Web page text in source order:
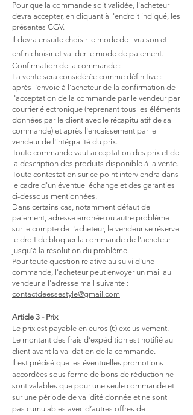
Pour que la commande soit validée, l'acheteur
devra accepter, en cliquant à l'endroit indiqué, les
présentes CGV.
Il devra ensuite choisir le mode de livraison et
enfin choisir et valider le mode de paiement.
Confirmation de la commande :
La vente sera considérée comme définitive :
après l'envoie à l'acheteur de la confirmation de
l'acceptation de la commande par le vendeur par
courrier électronique (reprenant tous les éléments
données par le client avec le récapitulatif de sa
commande) et après l'encaissement par le
vendeur de l'intégralité du prix.
Toute commande vaut acceptation des prix et de
la description des produits disponible à la vente.
Toute contestation sur ce point interviendra dans
le cadre d'un éventuel échange et des garanties
ci-dessous mentionnées.
Dans certains cas, notamment défaut de
paiement, adresse erronée ou autre problème
sur le compte de l'acheteur, le vendeur se réserve
le droit de bloquer la commande de l'acheteur
jusqu'à la résolution du problème.
Pour toute question relative au suivi d'une
commande, l'acheteur peut envoyer un mail au
vendeur a l'adresse mail suivante :
contactdeessestyle@gmail.com
Article 3 - Prix
Le prix est payable en euros (€) exclusivement.
Le montant des frais d’expédition est notifié au
client avant la validation de la commande.
Il est précisé que les éventuelles promotions
accordées sous forme de bons de réduction ne
sont valables que pour une seule commande et
sur une période de validité donnée et ne sont
pas cumulables avec d’autres offres de